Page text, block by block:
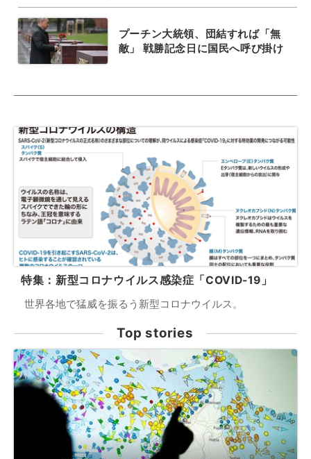
プーチン大統領、団結すれば「無
敵」 戦勝記念日に国民へ呼び掛け
特集：新型コロナウイルス感染症「COVID-19」
世界各地で猛威を振るう新型コロナウイルス。
Top stories